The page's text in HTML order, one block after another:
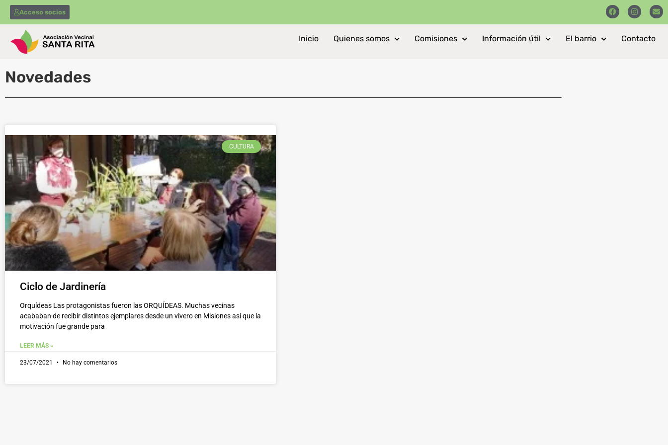
Acceso socios
Inicio Quienes somos Comisiones Información útil El barrio Contacto
Novedades
CULTURA
Ciclo de Jardinería
Orquídeas Las protagonistas fueron las ORQUÍDEAS. Muchas vecinas
acababan de recibir distintos ejemplares desde un vivero en Misiones así que la
motivación fue grande para
LEER MÁS »
23/07/2021 No hay comentarios